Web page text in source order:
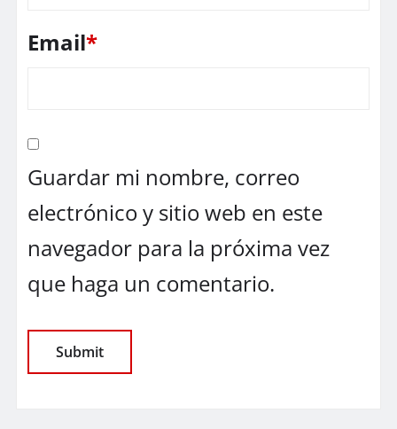
Email*
Guardar mi nombre, correo
electrónico y sitio web en este
navegador para la próxima vez
que haga un comentario.